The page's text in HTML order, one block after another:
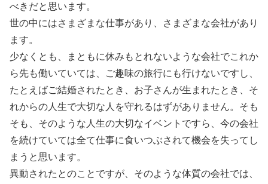
べきだと思います。
世の中にはさまざまな仕事があり、さまざまな会社があり
ます。
少なくとも、まともに休みもとれないような会社でこれか
ら先も働いていては、ご趣味の旅行にも行けないですし、
たとえばご結婚されたとき、お子さんが生まれたとき、そ
れからの人生で大切な人を守れるはずがありません。そも
そも、そのような人生の大切なイベントですら、今の会社
を続けていては全て仕事に食いつぶされて機会を失ってし
まうと思います。
異動されたとのことですが、そのような体質の会社では、